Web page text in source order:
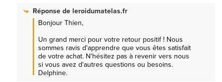
Réponse deleroidumatelas.fr
Bonjour Thien,
Un grand merci pour votre retour positif ! Nous
sommes ravis d'apprendre que vous êtes satisfait
de votre achat. N'hésitez pas à revenir vers nous
si vous avez d'autres questions ou besoins.
Delphine.